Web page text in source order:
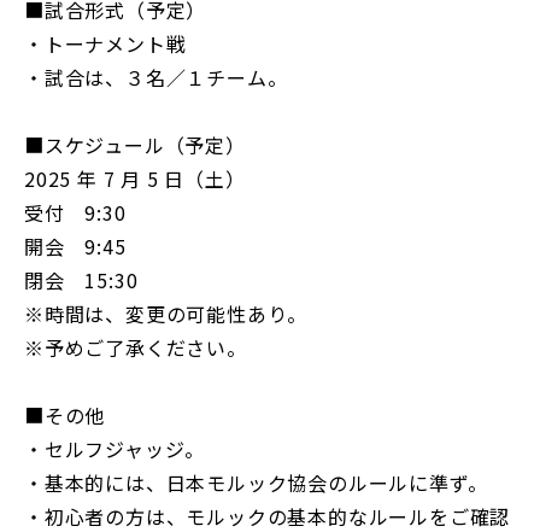
■試合形式（予定）
・トーナメント戦
・試合は、３名／１チーム。
■スケジュール（予定）
2025 年 7 月 5 日（土）
受付 9:30
開会 9:45
閉会 15:30
※時間は、変更の可能性あり。
※予めご了承ください。
■その他
・セルフジャッジ。
・基本的には、日本モルック協会のルールに準ず。
・初心者の方は、モルックの基本的なルールをご確認